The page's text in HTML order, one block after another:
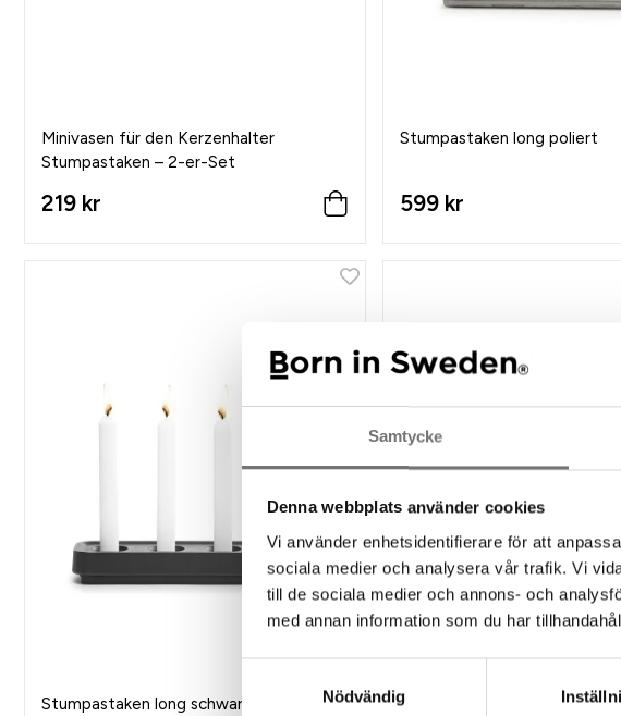
Samtycke
Denna webbplats använder cookies
Vi använder enhetsidentifierare för att
sociala medier och analysera vår trafik. Vi
till de sociala medier och annons- och
med annan information som du har
Nödvändig
Minivasen für den Kerzenhalter
Stumpastaken – 2-er-Set
219 kr
Stumpastaken long poliert
599 kr
Stumpastaken long schwarz Stumpastaken long